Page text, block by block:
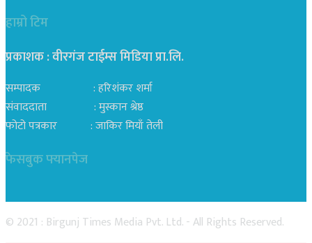
हाम्रो टिम
प्रकाशक : वीरगंज टाईम्स मिडिया प्रा‍.लि.
सम्पादक : हरिशंकर शर्मा
संवाददाता : मुस्कान श्रेष्ठ
फोटो पत्रकार : जाकिर मियाँ तेली
फेसबुक फ्यानपेज
© 2021 : Birgunj Times Media Pvt. Ltd. - All Rights Reserved.